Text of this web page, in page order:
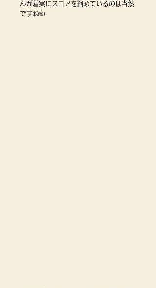
んが着実にスコアを縮めているのは当然
ですね👍